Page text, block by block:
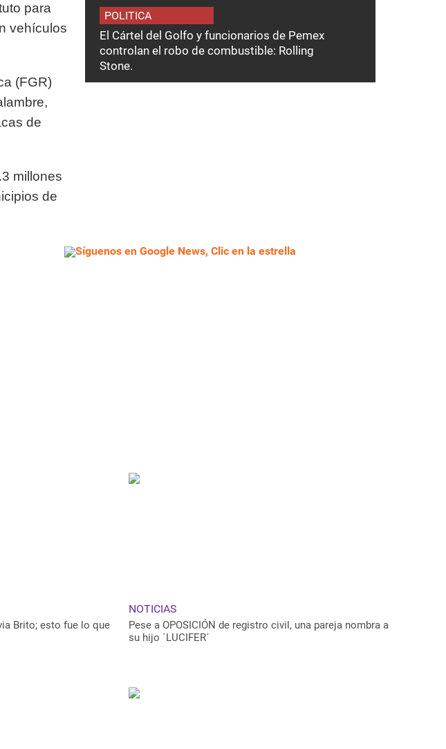
para
vehículos
(FGR)
de
millones
de
POLITICA
El Cártel del Golfo y funcionarios de Pemex
controlan el robo de combustible: Rolling
Stone.
Síguenos en Google News, Clic en la estrella
Brito; esto fue lo que
NOTICIAS
Pese a OPOSICIÓN de registro civil, una pareja nombra a
su hijo ´LUCIFER´